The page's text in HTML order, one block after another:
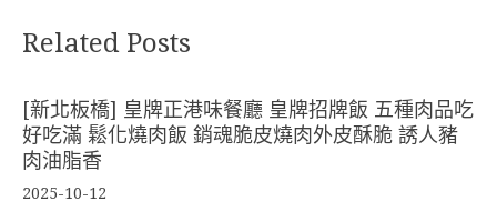
Related Posts
[新北板橋] 皇牌正港味餐廳 皇牌招牌飯 五種肉品吃
好吃滿 鬆化燒肉飯 銷魂脆皮燒肉外皮酥脆 誘人豬
肉油脂香
2025-10-12